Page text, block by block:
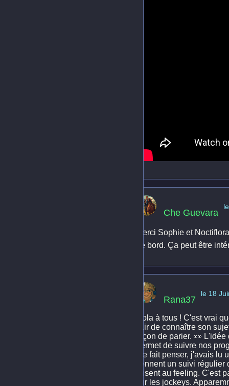
Che Guevara
Merci Sophie et
de bord. Ça peut être
Rana37
le 18
Hola à tous ! C'est vrai
l'air de connaître son
façon de parier. 👀
permet de suivre nos
me fait penser, j'avais
tiennent un suivi
misent au feeling. C'est
sur les jockeys.